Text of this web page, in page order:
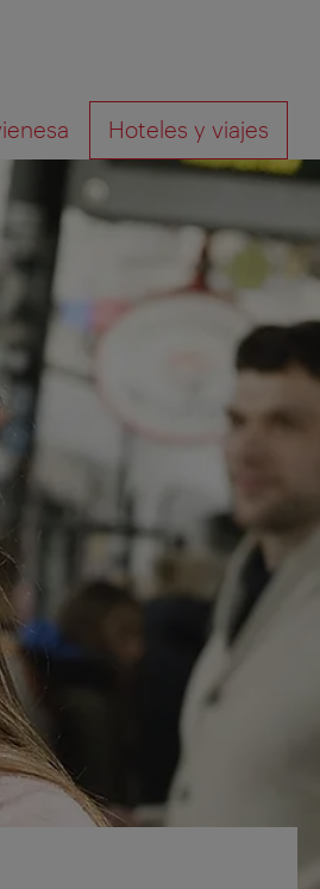
Hoteles y viajes
en el mapa BUSCAR